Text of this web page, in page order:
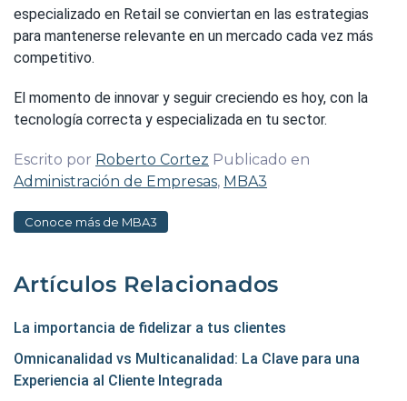
especializado en Retail se conviertan en las estrategias
para mantenerse relevante en un mercado cada vez más
competitivo.
El momento de innovar y seguir creciendo es hoy, con la
tecnología correcta y especializada en tu sector.
Escrito por Roberto Cortez Publicado en
Administración de Empresas, MBA3
Conoce más de MBA3
Artículos Relacionados
La importancia de fidelizar a tus clientes
Omnicanalidad vs Multicanalidad: La Clave para una
Experiencia al Cliente Integrada